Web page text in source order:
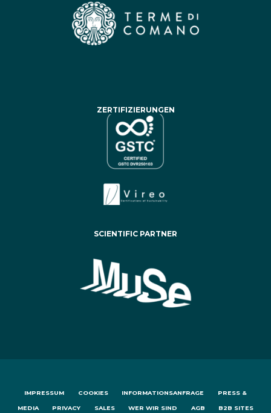
ZERTIFIZIERUNGEN
SCIENTIFIC PARTNER
IMPRESSUM COOKIES INFORMATIONSANFRAGE PRESS &
MEDIA PRIVACY SALES WER WIR SIND AGB B2B SITES